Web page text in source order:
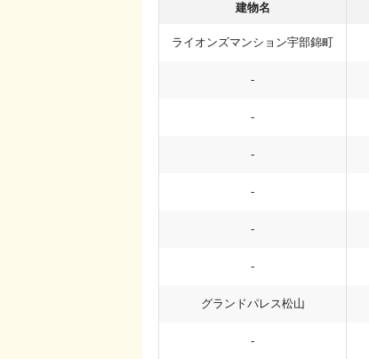
建物名
ライオンズマンション宇部錦町
-
-
-
-
-
-
グランドパレス松山
-